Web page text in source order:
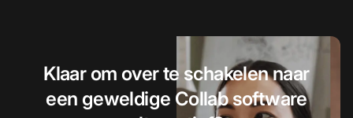
Klaar om over te schakelen naar
een geweldige Collab software